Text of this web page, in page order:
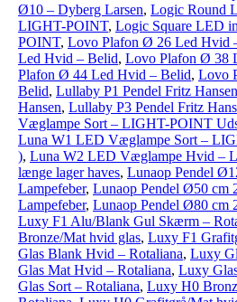
Ø10 – Dyberg Larsen, Logic Round
LIGHT-POINT, Logic Square LED
POINT, Lovo Plafon Ø 26 Led Hvid
Led Hvid – Belid, Lovo Plafon Ø 38
Plafon Ø 44 Led Hvid – Belid, Lovo
Belid, Lullaby P1 Pendel Fritz Hansen
Hansen, Lullaby P3 Pendel Fritz
Væglampe Sort – LIGHT-POINT
Luna W1 LED Væglampe Sort –
), Luna W2 LED Væglampe Hvid –
længe lager haves, Lunaop Pendel
Lampefeber, Lunaop Pendel Ø50 cm
Lampefeber, Lunaop Pendel Ø80 cm
Luxy F1 Alu/Blank Gul Skærm –
Bronze/Mat hvid glas, Luxy F1
Glas Blank Hvid – Rotaliana, Luxy
Glas Mat Hvid – Rotaliana, Luxy
Glas Sort – Rotaliana, Luxy H0